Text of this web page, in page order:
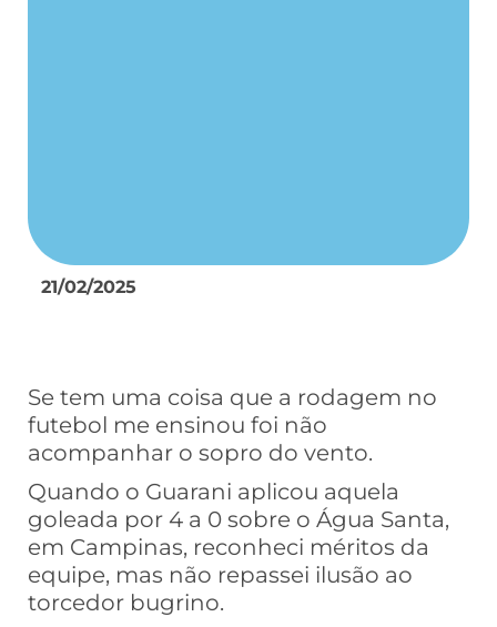
21/02/2025
Se tem uma coisa que a rodagem no
futebol me ensinou foi não
acompanhar o sopro do vento.
Quando o Guarani aplicou aquela
goleada por 4 a 0 sobre o Água Santa,
em Campinas, reconheci méritos da
equipe, mas não repassei ilusão ao
torcedor bugrino.